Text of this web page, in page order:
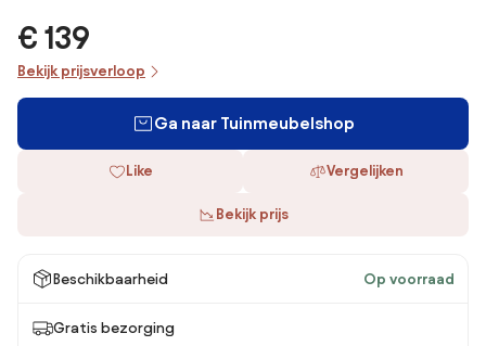
€ 139
Bekijk prijsverloop
Ga naar Tuinmeubelshop
Like Vergelijken
Bekijk prijs
Beschikbaarheid Op voorraad
Gratis bezorging